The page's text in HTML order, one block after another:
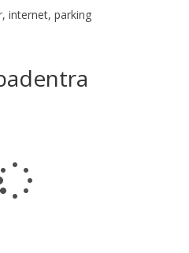
internet, parking